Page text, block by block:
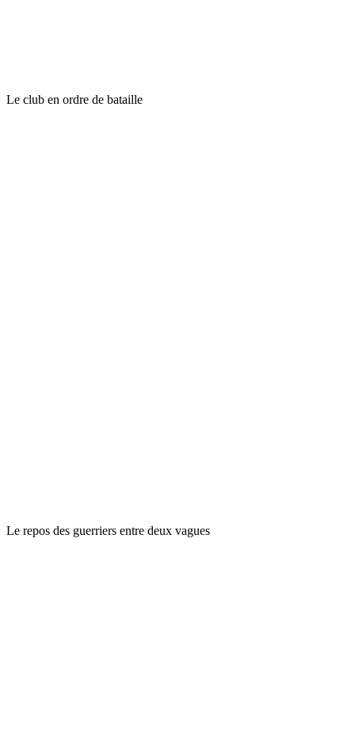
Le club en ordre de bataille
Le repos des guerriers entre deux vagues